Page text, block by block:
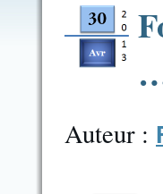
Auteur :